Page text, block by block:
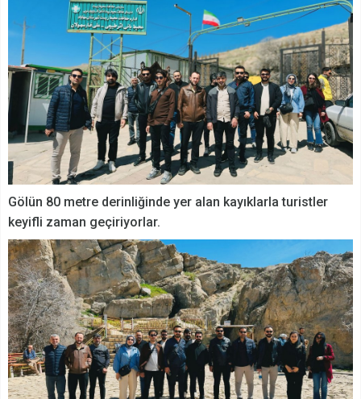
Gölün 80 metre derinliğinde yer alan kayıklarla turistler
keyifli zaman geçiriyorlar.